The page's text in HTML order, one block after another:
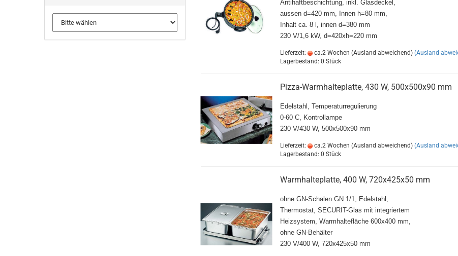
Antihaftbeschichtung, inkl. Glasdeckel,
aussen d=420 mm, Innen h=80 mm,
Inhalt ca. 8 l, innen d=380 mm
230 V/1,6 kW, d=420xh=220 mm
Lieferzeit: ca.2 Wochen (Ausland abweichend) (Ausland
Lagerbestand: 0 Stück
Pizza-Warmhalteplatte, 430 W, 500x500x90 mm
Edelstahl, Temperaturregulierung
0-60 C, Kontrollampe
230 V/430 W, 500x500x90 mm
Lieferzeit: ca.2 Wochen (Ausland abweichend) (Ausland
Lagerbestand: 0 Stück
Warmhalteplatte, 400 W, 720x425x50 mm
ohne GN-Schalen GN 1/1, Edelstahl,
Thermostat, SECURIT-Glas mit integriertem
Heizsystem, Warmhaltefläche 600x400 mm,
ohne GN-Behälter
230 V/400 W, 720x425x50 mm